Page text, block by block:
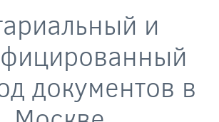
и
документов в